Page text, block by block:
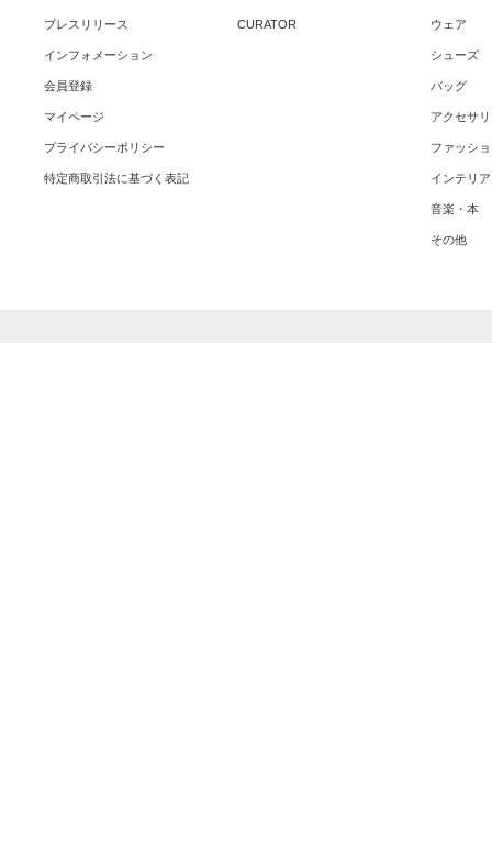
プレスリリース
インフォメーション
会員登録
マイページ
プライバシーポリシー
特定商取引法に基づく表記
CURATOR ウェア
シューズ
バッグ
アクセサ
ファッシ
インテリア
音楽・本
その他